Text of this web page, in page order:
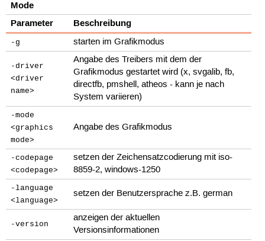
Mode
Parameter
Beschreibung
-g starten im Grafikmodus
-driver
<driver
name>
Angabe des Treibers mit dem der
Grafikmodus gestartet wird (x, svgalib, fb,
directfb, pmshell, atheos - kann je nach
System variieren)
-mode
<graphics
mode>
Angabe des Grafikmodus
-codepage
<codepage>
setzen der Zeichensatzcodierung mit iso-
8859-2, windows-1250
-language
<language>
setzen der Benutzersprache z.B. german
-version
anzeigen der aktuellen
Versionsinformationen